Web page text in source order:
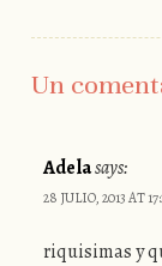
Un
Adelasays:
28 JULIO, 2013 AT
riquisimas y